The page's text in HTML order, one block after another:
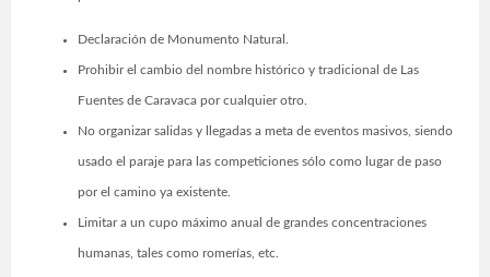
Declaración de Monumento Natural.
Prohibir el cambio del nombre histórico y tradicional de Las
Fuentes de Caravaca por cualquier otro.
No organizar salidas y llegadas a meta de eventos masivos, siendo
usado el paraje para las competiciones sólo como lugar de paso
por el camino ya existente.
Limitar a un cupo máximo anual de grandes concentraciones
humanas, tales como romerías, etc.